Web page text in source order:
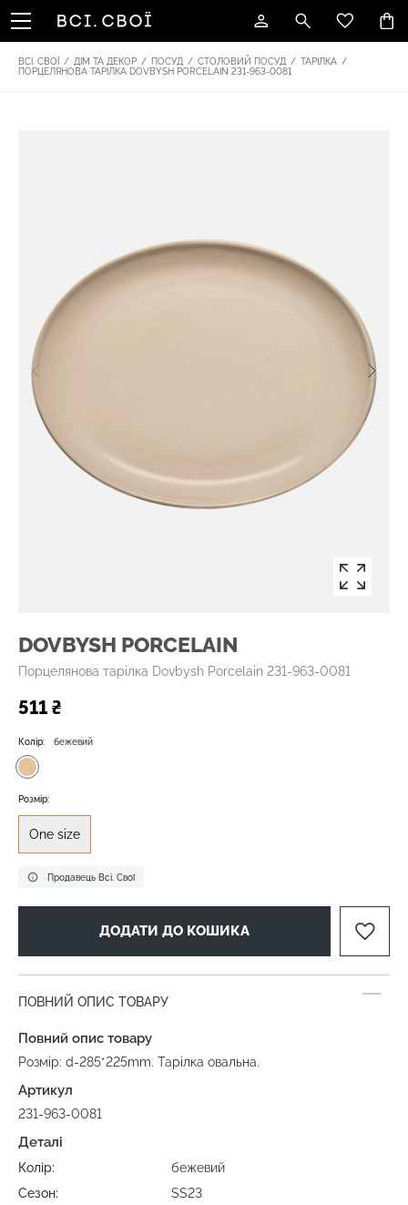
ВСІ. СВОЇ / ДІМ ТА ДЕКОР / ПОСУД / СТОЛОВИЙ ПОСУД / ТАРІЛКА /
ПОРЦЕЛЯНОВА ТАРІЛКА DOVBYSH PORCELAIN 231-963-0081
DOVBYSH PORCELAIN
Порцелянова тарілка Dovbysh Porcelain 231-963-0081
511 ₴
Продавець Всі. Свої
Колір: бежевий
Розмір:
One size
ДОДАТИ ДО КОШИКА
ПОВНИЙ ОПИС ТОВАРУ
Повний опис товару
Розмір: d-285*225mm. Тарілка овальна.
Артикул
231-963-0081
Деталі
Колір:
бежевий
Сезон:
SS23